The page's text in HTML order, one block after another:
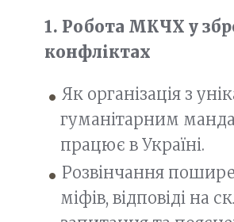
1. Робота МКЧХ у
конфліктах
Як організація з
гуманітарним
працює в Україні.
Розвінчання
міфів, відповіді на